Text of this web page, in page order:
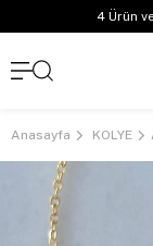
4 Ürün
Anasayfa KOLYE